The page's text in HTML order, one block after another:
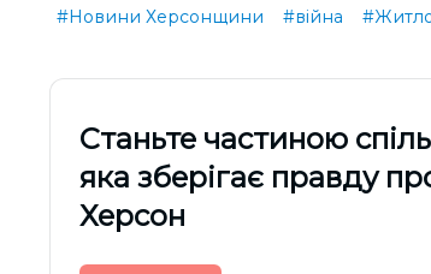
#Новини Херсонщини #війна
Cтаньте частиною
яка зберігає правду
Херсон